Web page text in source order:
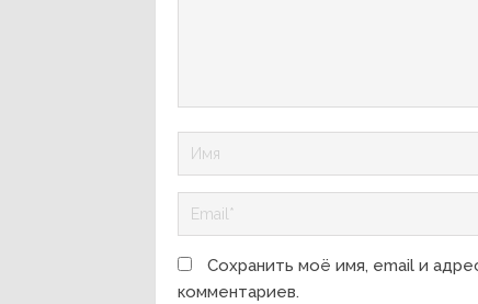
Сохранить моё имя, email и
комментариев.